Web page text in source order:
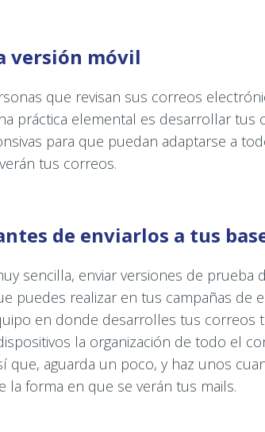
versión móvil
que revisan sus correos
práctica elemental es desarrollar tus
para que puedan adaptarse a
tus correos.
de enviarlos a tus
sencilla, enviar versiones de prueba
puedes realizar en tus campañas de
en donde desarrolles tus correos
la organización de todo el
que, aguarda un poco, y haz unos
forma en que se verán tus mails.